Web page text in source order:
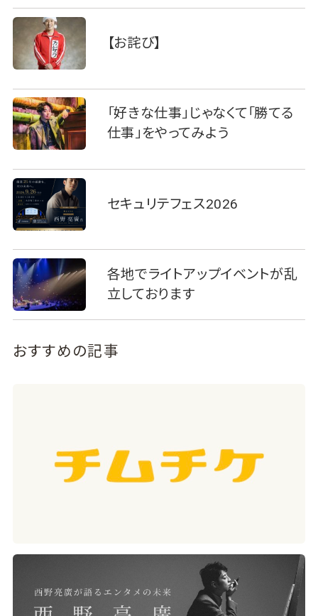
【お詫び】
「好きな仕事」じゃなくて「勝てる
仕事」をやってみよう
セキュリテフェス2026
各地でライトアップイベントが乱
立しております
おすすめの記事